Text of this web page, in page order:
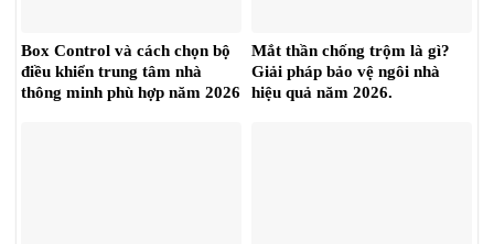
Box Control và cách chọn bộ
điều khiển trung tâm nhà
thông minh phù hợp năm 2026
Mắt thần chống trộm là gì?
Giải pháp bảo vệ ngôi nhà
hiệu quả năm 2026.